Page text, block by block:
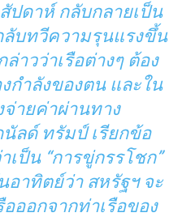
ปดาห์ กลับกลายเป็น
ลับทวีความรุนแรงขึ้น
าวว่าเรือต่างๆ ต้อง
กำลังของตน และใน
ายค่าผ่านทาง
ลด์ ทรัมป์ เรียกข้อ
เป็น “การขู่กรรโชก”
อาทิตย์ว่า สหรัฐฯ จะ
ออกจากท่าเรือของ